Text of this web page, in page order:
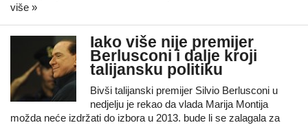
više »
Iako više nije premijer
Berlusconi i dalje kroji
talijansku politiku
Bivši talijanski premijer Silvio Berlusconi u
nedjelju je rekao da vlada Marija Montija
možda neće izdržati do izbora u 2013. bude li se zalagala za